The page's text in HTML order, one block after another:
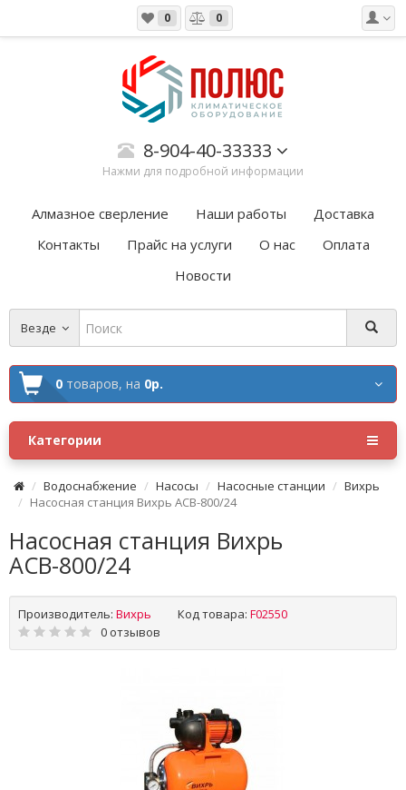
0 0
8-904-40-33333
Нажми для подробной информации
Алмазное сверление Наши работы
Доставка
Контакты
Прайс на услуги О нас
Оплата
Новости
Везде
0 товаров, на 0р.
Категории
Водоснабжение Насосы Насосные станции
Вихрь
Насосная станция Вихрь АСВ-800/24
Насосная станция Вихрь
АСВ-800/24
Производитель: Вихрь Код товара: F02550
0 отзывов